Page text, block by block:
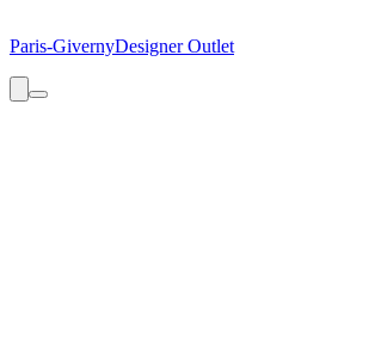
Paris-GivernyDesigner Outlet